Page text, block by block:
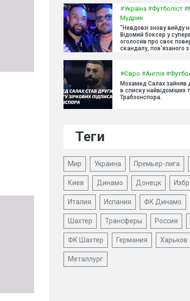
#Україна #Футболіст #
Мудрик
"Невдовзі знову вийду
Відомий боксер у
оголосив про своє
скандалу, пов'язаного з
#Євро #Англія #
Мохамед Салах зайняв
в списку найвідоміших
Трабзонспора.
Теги
Мир Украина Премьер-лига
Киев Динамо Донецк
Италия Испания ФК Динамо
Шахтер Трансферы Россия
ФК Шахтер Германия Харьков
Металлург